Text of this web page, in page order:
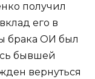
получил
его в
брака ОИ был
бывшей
вернуться